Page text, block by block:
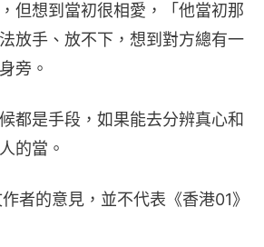
但想到當初很相愛，「他當初那
放手、放不下，想到對方總有一
旁。
都是手段，如果能去分辨真心和
的當。
者的意見，並不代表《香港01》